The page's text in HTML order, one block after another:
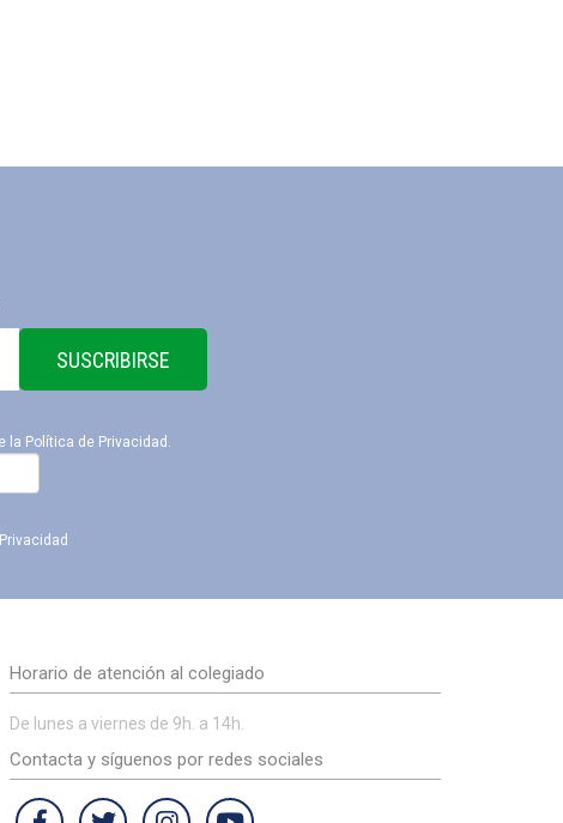
SUSCRIBIRSE
la Política de Privacidad .
Horario de atención al colegiado
De lunes a viernes de 9h. a 14h.
Contacta y síguenos por redes sociales